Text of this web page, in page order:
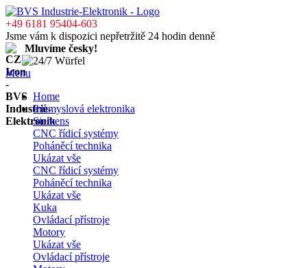
+49 6181 95404-603
Jsme vám k dispozici nepřetržitě 24 hodin denně
Mluvíme česky!
Menu
Home
Průmyslová elektronika
Siemens
CNC řídicí systémy
Poháněcí technika
Ukázat vše
CNC řídicí systémy
Poháněcí technika
Ukázat vše
Kuka
Ovládací přístroje
Motory
Ukázat vše
Ovládací přístroje